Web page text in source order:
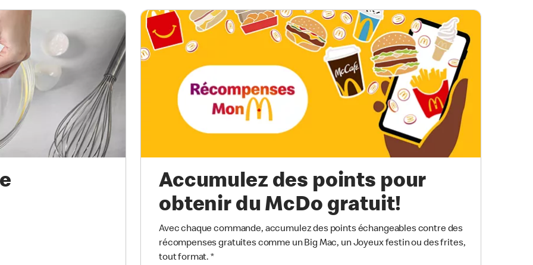
Accumulez des points pour
obtenir du McDo gratuit!
Avec chaque commande, accumulez des points échangeables contre des
récompenses gratuites comme un Big Mac, un Joyeux festin ou des frites,
tout format. *